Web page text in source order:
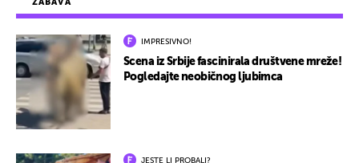
ZABAVA
IMPRESIVNO!
Scena iz Srbije fascinirala društvene mreže!
Pogledajte neobičnog ljubimca
JESTE LI PROBALI?